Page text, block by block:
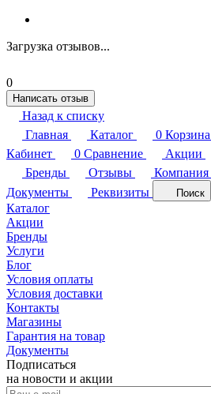
Загрузка отзывов...
0
Написать отзыв
Назад к списку
Главная
Каталог 0 Корзина
Кабинет
0 Сравнение Акции
Бренды
Отзывы Компания
Документы
Реквизиты Поиск
Каталог
Акции
Бренды
Услуги
Блог
Условия оплаты
Условия доставки
Контакты
Магазины
Гарантия на товар
Документы
Подписаться
на новости и акции